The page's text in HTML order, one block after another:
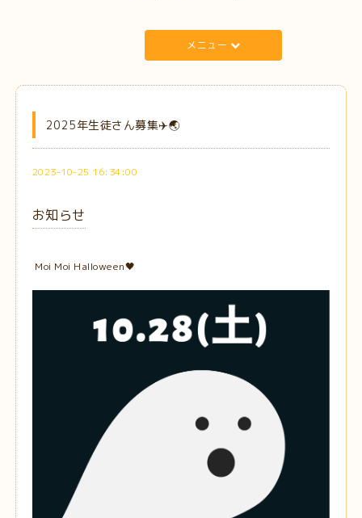
メニュー
2025年生徒さん募集✈️🌏
2023-10-25 16:34:00
お知らせ
Moi Moi Halloween🖤